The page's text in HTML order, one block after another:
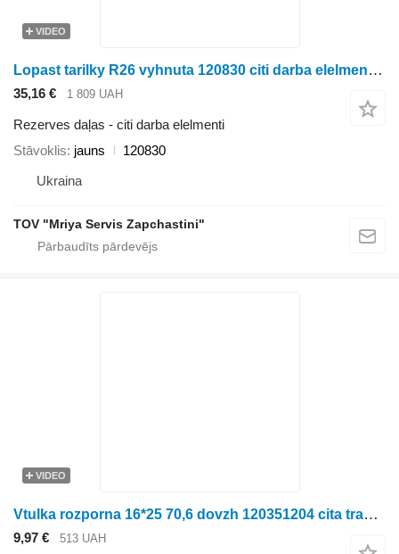
VIDEO
Lopast tarilky R26 vyhnuta 120830 citi darba elelmenti paredzēts Ropa biešu kombaina
35,16 € 1 809 UAH
Rezerves daļas - citi darba elelmenti
Stāvoklis jauns
120830
Ukraina
TOV "Mriya Servis Zapchastini"
VIDEO
Vtulka rozporna 16*25 70,6 dovzh 120351204 cita transmisijas rezerves daļa paredzēts Ropa biešu kombaina
9,97 € 513 UAH